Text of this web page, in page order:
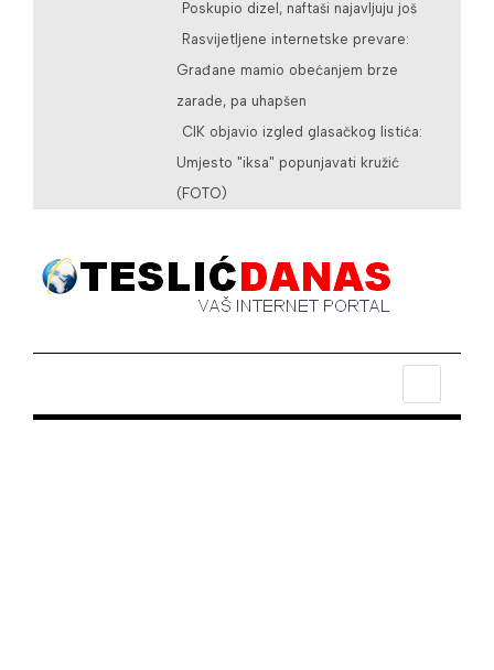
Poskupio dizel, naftaši najavljuju još
Rasvijetljene internetske prevare:
Građane mamio obećanjem brze
zarade, pa uhapšen
CIK objavio izgled glasačkog listića:
Umjesto "iksa" popunjavati kružić
(FOTO)